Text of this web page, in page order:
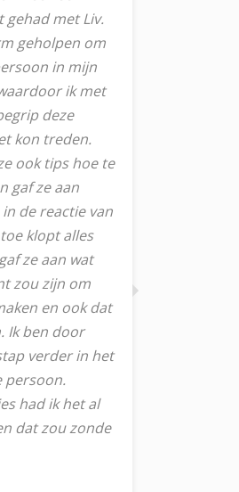
met Liv.
geholpen om
in mijn
ik met
deze
kon treden.
ook tips hoe te
gaf ze aan
de reactie van
klopt alles
ze aan wat
zou zijn om
en ook dat
Ik ben door
verder in het
persoon.
had ik het al
dat zou zonde